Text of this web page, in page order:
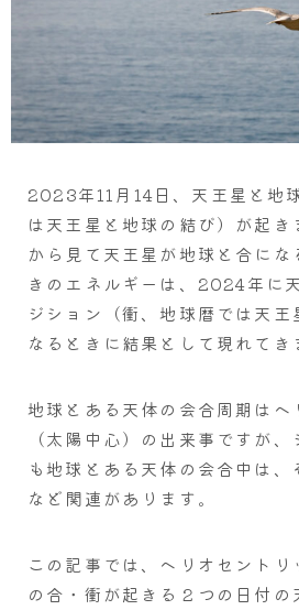
2023年11月14日、天王星と地
は天王星と地球の結び）が起き
から見て天王星が地球と合にな
きのエネルギーは、2024年に
ジション（衝、地球暦では天王
なるときに結果として現れてき
地球とある天体の会合周期はヘ
（太陽中心）の出来事ですが
も地球とある天体の会合中は、
など関連があります。
この記事では、ヘリオセントリ
の合・衝が起きる２つの日付の